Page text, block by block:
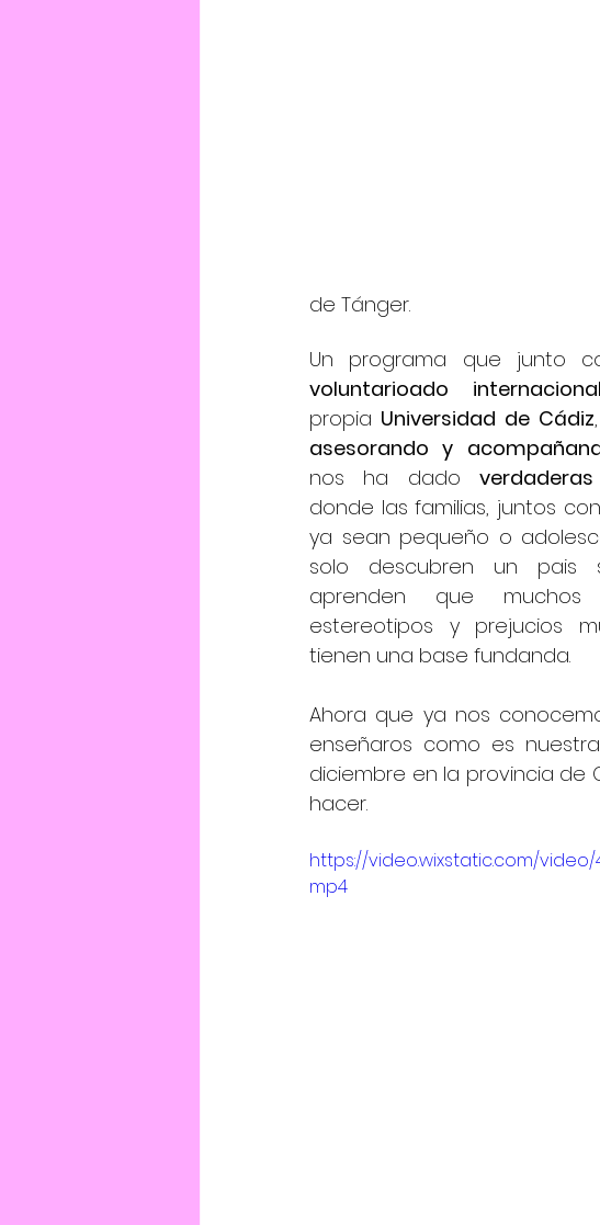
de Tánger.
voluntarioado
propia Universidad de Cádiz
asesorando y
nos ha dado
donde las familias, juntos
ya sean pequeño o
solo descubren un pais
aprenden que
estereotipos y prejucios
tienen una base fundanda.
Ahora que ya nos
enseñaros como es
diciembre en la provincia de
hacer.
https://video.wixstatic.com/
mp4